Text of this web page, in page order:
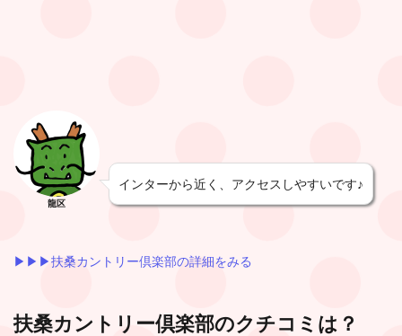
龍区
インターから近く、アクセスしやすいです♪
▶︎▶︎▶︎扶桑カントリー倶楽部の詳細をみる
扶桑カントリー倶楽部のクチコミは？